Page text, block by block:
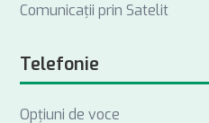
Comunicații prin Satelit
Telefonie
Opţiuni de voce